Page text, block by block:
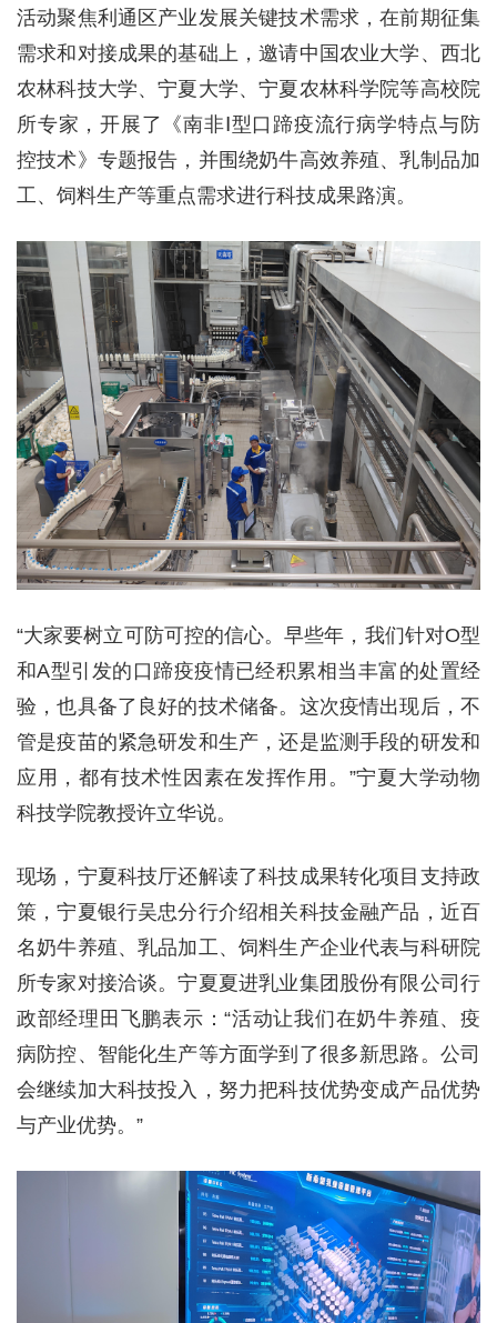
活动聚焦利通区产业发展关键技术需求，在前期征集
需求和对接成果的基础上，邀请中国农业大学、西北
农林科技大学、宁夏大学、宁夏农林科学院等高校院
所专家，开展了《南非Ⅰ型口蹄疫流行病学特点与防
控技术》专题报告，并围绕奶牛高效养殖、乳制品加
工、饲料生产等重点需求进行科技成果路演。
“大家要树立可防可控的信心。早些年，我们针对O型
和A型引发的口蹄疫疫情已经积累相当丰富的处置经
验，也具备了良好的技术储备。这次疫情出现后，不
管是疫苗的紧急研发和生产，还是监测手段的研发和
应用，都有技术性因素在发挥作用。”宁夏大学动物
科技学院教授许立华说。
现场，宁夏科技厅还解读了科技成果转化项目支持政
策，宁夏银行吴忠分行介绍相关科技金融产品，近百
名奶牛养殖、乳品加工、饲料生产企业代表与科研院
所专家对接洽谈。宁夏夏进乳业集团股份有限公司行
政部经理田飞鹏表示：“活动让我们在奶牛养殖、疫
病防控、智能化生产等方面学到了很多新思路。公司
会继续加大科技投入，努力把科技优势变成产品优势
与产业优势。”